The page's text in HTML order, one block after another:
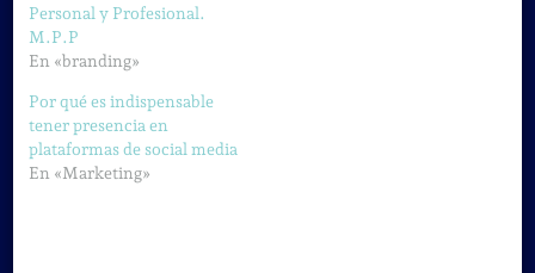
Personal y Profesional.
M.P.P
En «branding»
Por qué es indispensable
tener presencia en
plataformas de social media
En «Marketing»